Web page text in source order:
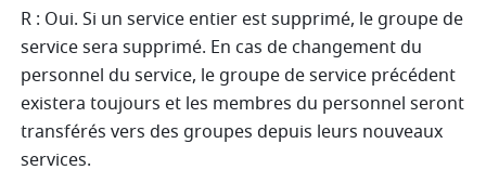
R : Oui. Si un service entier est supprimé, le groupe de
service sera supprimé. En cas de changement du
personnel du service, le groupe de service précédent
existera toujours et les membres du personnel seront
transférés vers des groupes depuis leurs nouveaux
services.